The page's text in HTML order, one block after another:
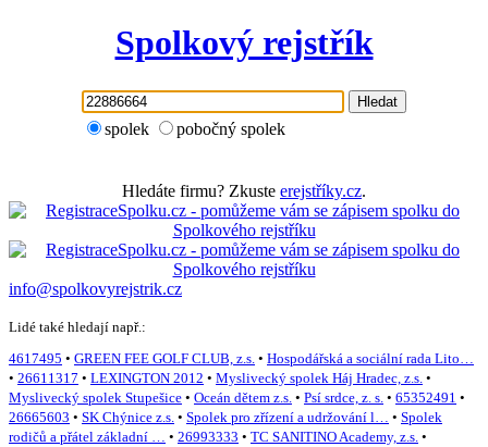
Spolkový rejstřík
Hledat
spolek pobočný spolek
Hledáte firmu? Zkuste erejstříky.cz.
info@spolkovyrejstrik.cz
Lidé také hledají např.:
4617495 • GREEN FEE GOLF CLUB, z.s. • Hospodářská a sociální rada Lito…
• 26611317 • LEXINGTON 2012 • Myslivecký spolek Háj Hradec, z.s. •
Myslivecký spolek Stupešice • Oceán dětem z.s. • Psí srdce, z. s. • 65352491 •
26665603 • SK Chýnice z.s. • Spolek pro zřízení a udržování l… • Spolek
rodičů a přátel základní … • 26993333 • TC SANITINO Academy, z.s. •